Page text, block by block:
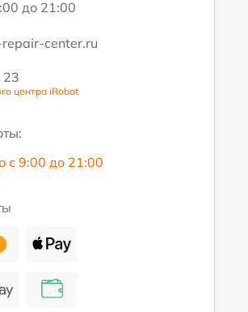
до 21:00
center.ru
23
центра iRobot
с 9:00 до 21:00